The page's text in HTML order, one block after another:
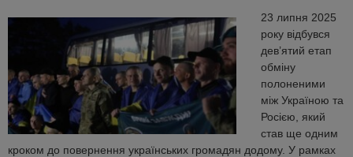
23 липня 2025
року відбувся
дев’ятий етап
обміну
полоненими
між Україною та
Росією, який
став ще одним
кроком до повернення українських громадян додому. У рамках